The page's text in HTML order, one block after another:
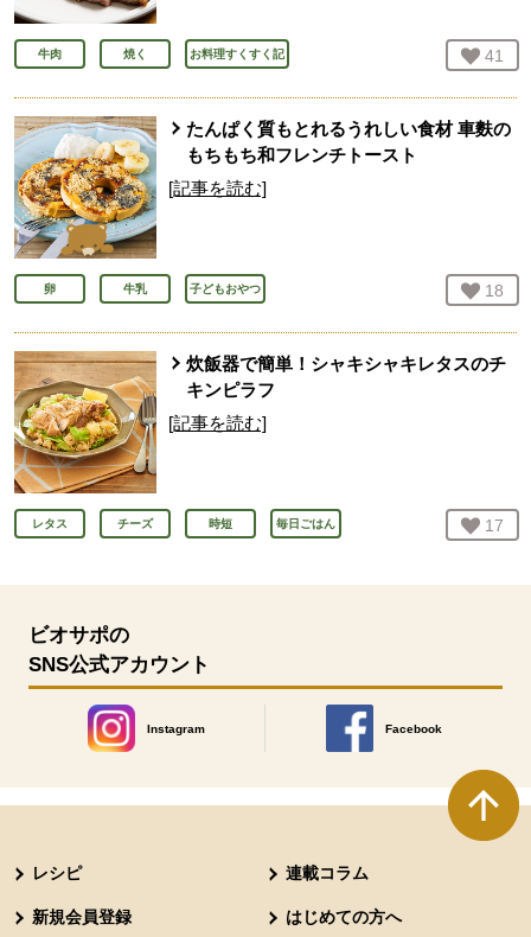
牛肉 焼く お料理すくすく記 お気
41
たんぱく質もとれるうれしい食材 車麩の
もちもち和フレンチトースト
[記事を読む]
卵 牛乳 子どもおやつ お気
18
炊飯器で簡単！シャキシャキレタスのチ
キンピラフ
[記事を読む]
レタス チーズ 時短 毎日ごはん お気
17
ビオサポの
SNS公式アカウント
Instagram
別のウィンドウで開きます。
Facebook
別のウィンドウで開きます
レシピ 連載コラム
新規会員登録 はじめての方へ